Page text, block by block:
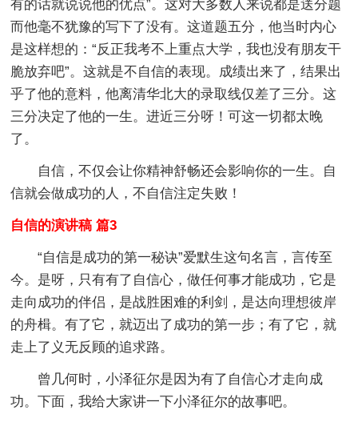
有的话就说说他的优点”。这对大多数人来说都是送分题
而他毫不犹豫的写下了没有。这道题五分，他当时内心
是这样想的：“反正我考不上重点大学，我也没有朋友干
脆放弃吧”。这就是不自信的表现。成绩出来了，结果出
乎了他的意料，他离清华北大的录取线仅差了三分。这
三分决定了他的一生。进近三分呀！可这一切都太晚
了。
自信，不仅会让你精神舒畅还会影响你的一生。自
信就会做成功的人，不自信注定失败！
自信的演讲稿 篇3
“自信是成功的第一秘诀”爱默生这句名言，言传至
今。是呀，只有有了自信心，做任何事才能成功，它是
走向成功的伴侣，是战胜困难的利剑，是达向理想彼岸
的舟楫。有了它，就迈出了成功的第一步；有了它，就
走上了义无反顾的追求路。
曾几何时，小泽征尔是因为有了自信心才走向成
功。下面，我给大家讲一下小泽征尔的故事吧。